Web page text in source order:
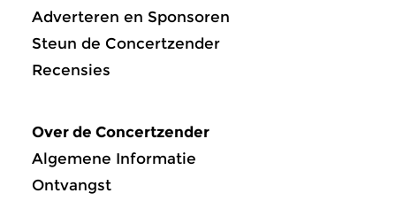
Adverteren en Sponsoren
Steun de Concertzender
Recensies
Over de Concertzender
Algemene Informatie
Ontvangst